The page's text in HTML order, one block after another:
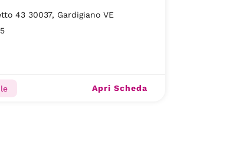
43 30037, Gardigiano VE
Apri Scheda